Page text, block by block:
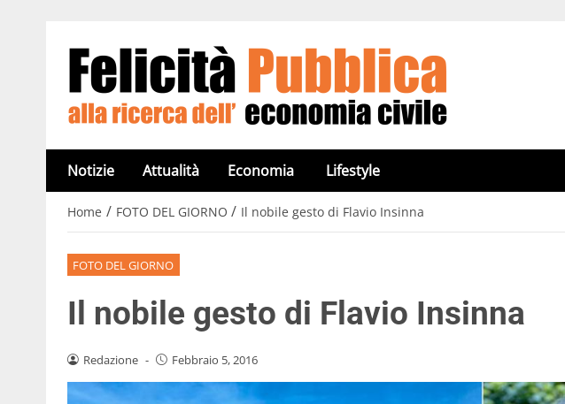
Notizie Attualità Economia Lifestyle
Home / FOTO DEL GIORNO / Il nobile gesto di Flavio Insinna
FOTO DEL GIORNO
Il nobile gesto di Flavio Insinna
Redazione - Febbraio 5, 2016